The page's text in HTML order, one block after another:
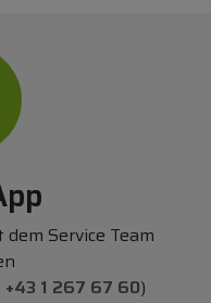
Service Team
+43 1 267 67 60)